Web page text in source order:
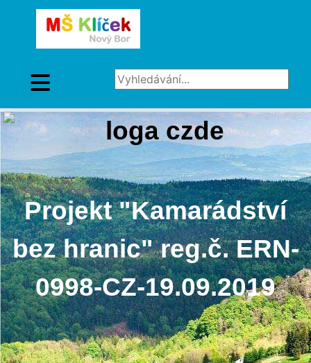
Vyhledávání...
Projekt "Kamarádství
bez hranic" reg.č. ERN-
0998-CZ-19.09.2019